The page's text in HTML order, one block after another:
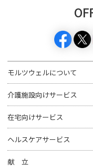
モルツウェルについて
介護施設向けサービス
在宅向けサービス
ヘルスケアサービス
献 立